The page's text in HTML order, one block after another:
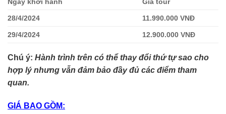
Ngày khởi hành Giá tour
28/4/2024 11.990.000 VNĐ
29/4/2024 12.900.000 VNĐ
Chú ý: Hành trình trên có thể thay đổi thứ tự sao cho
hợp lý nhưng vẫn đảm bảo đầy đủ các điểm tham
quan.
GIÁ BAO GỒM: